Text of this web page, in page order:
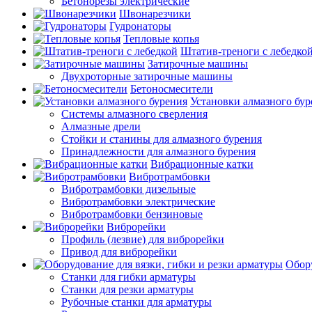
Швонарезчики
Гудронаторы
Тепловые копья
Штатив-треноги с лебедкой
Затирочные машины
Двухроторные затирочные машины
Бетоносмесители
Установки алмазного
Системы алмазного сверления
Алмазные дрели
Стойки и станины для алмазного бурения
Принадлежности для алмазного бурения
Вибрационные катки
Вибротрамбовки
Вибротрамбовки дизельные
Вибротрамбовки электрические
Вибротрамбовки бензиновые
Виброрейки
Профиль (лезвие) для виброрейки
Привод для виброрейки
Станки для гибки арматуры
Станки для резки арматуры
Рубочные станки для арматуры